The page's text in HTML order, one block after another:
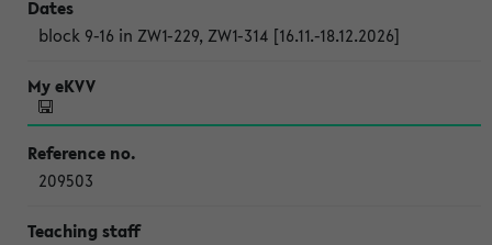
block 9-16 in ZW1-229, ZW1-314 [16.11.-18.12.2026]
209503